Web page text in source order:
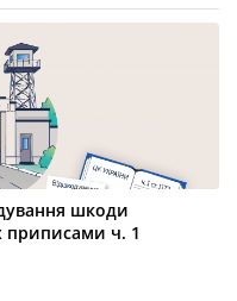
шкоди
приписами ч. 1